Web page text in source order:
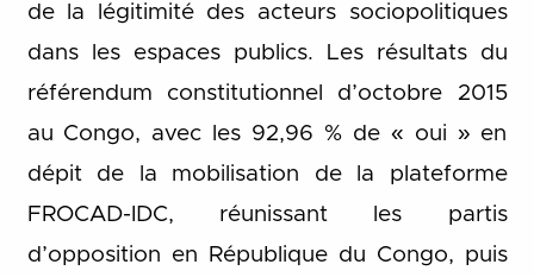
de la légitimité des acteurs sociopolitiques
dans les espaces publics. Les résultats du
référendum constitutionnel d’octobre 2015
au Congo, avec les 92,96 % de « oui » en
dépit de la mobilisation de la plateforme
FROCAD-IDC, réunissant les partis
d’opposition en République du Congo, puis